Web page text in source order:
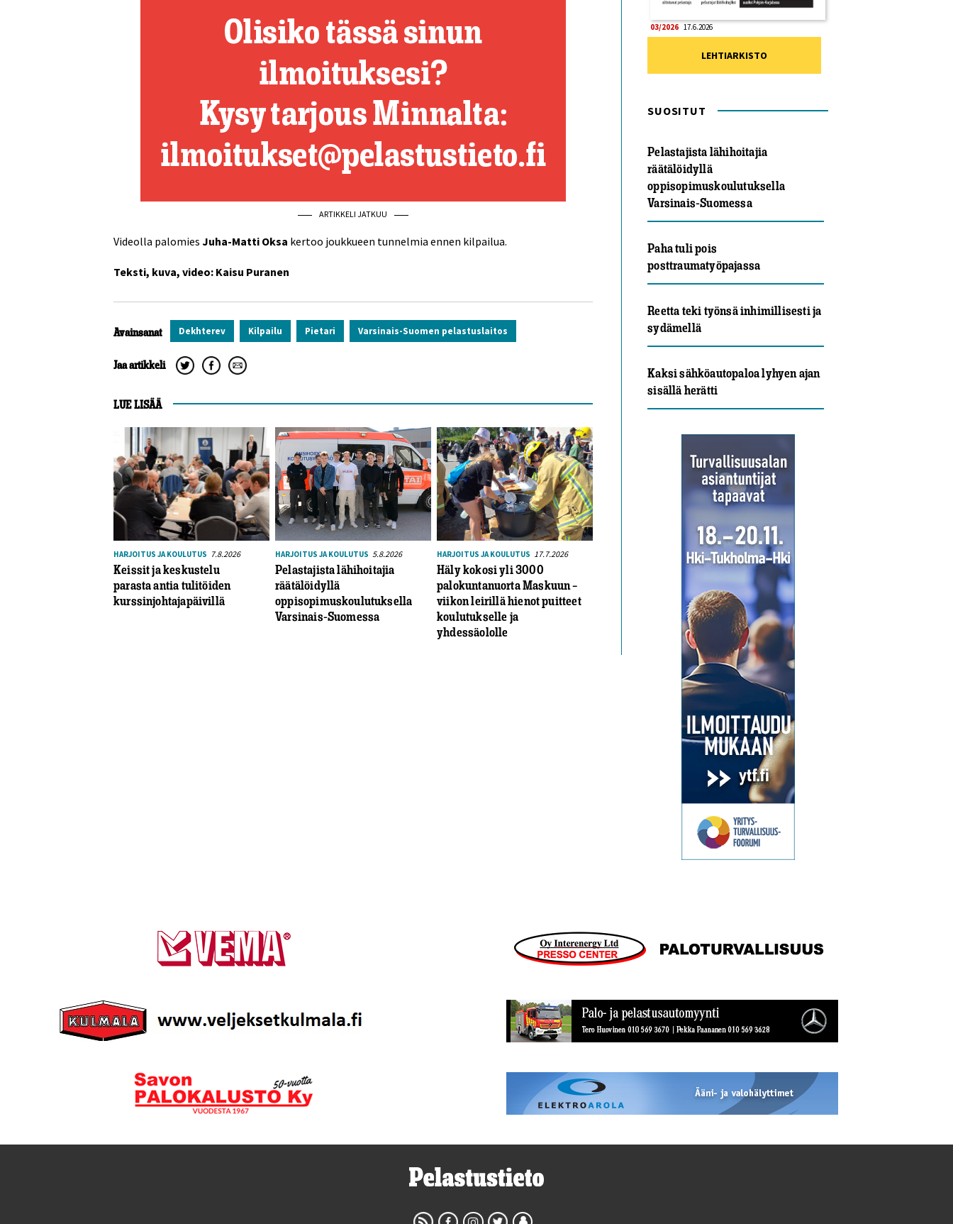
ARTIKKELI JATKUU
Videolla palomies Juha-Matti Oksa kertoo joukkueen tunnelmia ennen kilpailua.
Teksti, kuva, video: Kaisu Puranen
Avainsanat Dekhterev Kilpailu Pietari Varsinais-Suomen pelastuslaitos
Jaa artikkeli
LUE LISÄÄ
HARJOITUS JA KOULUTUS 7.8.2026
Keissit ja keskustelu
parasta antia tulitöiden
kurssinjohtajapäivillä
HARJOITUS JA KOULUTUS 5.8.2026
Pelastajista lähihoitajia
räätälöidyllä
oppisopimuskoulutuksella
Varsinais-Suomessa
HARJOITUS JA KOULUTUS 17.7.2026
Häly kokosi yli 3000
palokuntanuorta Maskuun –
viikon leirillä hienot puitteet
koulutukselle ja
yhdessäololle
03/2026 17.6.2026
LEHTIARKISTO
SUOSITUT
Pelastajista lähihoitajia
räätälöidyllä
oppisopimuskoulutuksella
Varsinais-Suomessa
Paha tuli pois
posttraumatyöpajassa
Reetta teki työnsä inhimillisesti ja
sydämellä
Kaksi sähköautopaloa lyhyen ajan
sisällä herätti